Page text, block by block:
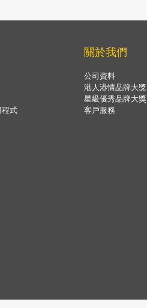
程式
關於我們
公司資料
港人港情品牌大獎
星級優秀品牌大獎
客戶服務